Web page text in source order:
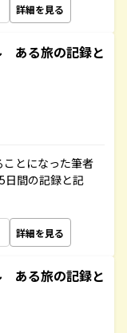
詳細を見る
ある旅の記録と
とになった筆者
日間の記録と記
詳細を見る
ある旅の記録と